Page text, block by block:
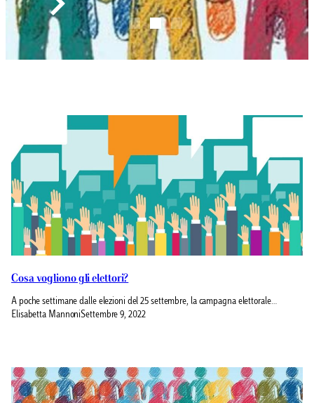
Cosa vogliono gli elettori?
A poche settimane dalle elezioni del 25 settembre, la campagna elettorale…
Elisabetta MannoniSettembre 9, 2022